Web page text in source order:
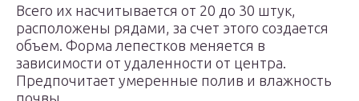
Всего их насчитывается от 20 до 30 штук,
расположены рядами, за счет этого создается
объем. Форма лепестков меняется в
зависимости от удаленности от центра.
Предпочитает умеренные полив и влажность
почвы.